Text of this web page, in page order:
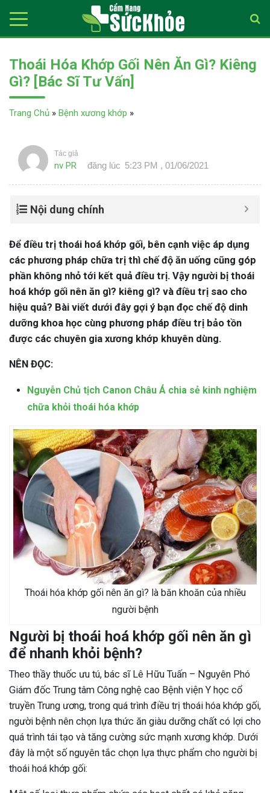
Thoái Hóa Khớp Gối Nên Ăn Gì? Kiêng
Gì? [Bác Sĩ Tư Vấn]
Trang Chủ » Bệnh xương khớp »
Tác giả
nv PR đăng lúc 5:23 PM , 01/06/2021
Nội dung chính
Để điều trị thoái hoá khớp gối, bên cạnh việc áp dụng
các phương pháp chữa trị thì chế độ ăn uống cũng góp
phần không nhỏ tới kết quả điều trị. Vậy người bị thoái
hoá khớp gối nên ăn gì? kiêng gì? và điều trị sao cho
hiệu quả? Bài viết dưới đây gợi ý bạn đọc chế độ dinh
dưỡng khoa học cùng phương pháp điều trị bảo tồn
được các chuyên gia xương khớp khuyên dùng.
NÊN ĐỌC:
Nguyễn Chủ tịch Canon Châu Á chia sẻ kinh nghiệm
chữa khỏi thoái hóa khớp
Thoái hóa khớp gối nên ăn gì? là băn khoăn của nhiều
người bệnh
Người bị thoái hoá khớp gối nên ăn gì
để nhanh khỏi bệnh?
Theo thầy thuốc ưu tú, bác sĩ Lê Hữu Tuấn – Nguyên Phó
Giám đốc Trung tâm Công nghệ cao Bệnh viện Y học cổ
truyền Trung ương, trong quá trình điều trị thoái hóa khớp gối,
người bệnh nên chọn lựa thức ăn giàu dưỡng chất có lợi cho
quá trình tái tạo và tăng cường sức mạnh xương khớp. Dưới
đây là một số nguyên tắc chọn lựa thực phẩm cho người bị
thoái hoá khớp gối: